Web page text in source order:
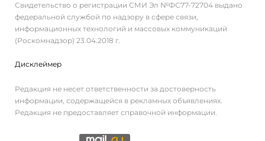
Свидетельство о регистрации СМИ Эл №ФС77-72704 выдано
федеральной службой по надзору в сфере связи,
информационных технологий и массовых коммуникаций
(Роскомнадзор) 23.04.2018 г.
Дисклеймер
Редакция не несет ответственности за достоверность
информации, содержащейся в рекламных объявлениях.
Редакция не предоставляет справочной информации.